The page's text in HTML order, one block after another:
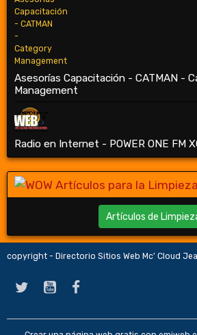
Asesorías Capacitación - CATMAN -
Management
Radio en Internet - POWER ONE FM
Artículos de
copyright - Directorio Sitios Web Mc' Cloud